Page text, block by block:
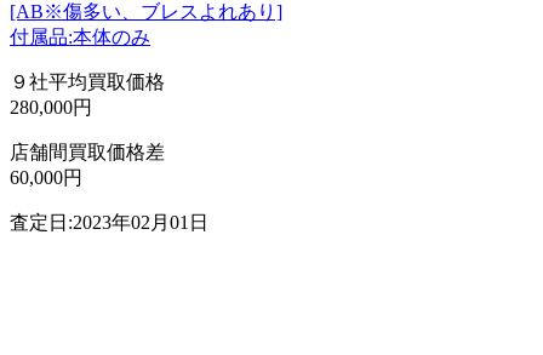
[AB※傷多い、ブレスよれあり]
付属品:本体のみ
９社平均買取価格
280,000円
店舗間買取価格差
60,000円
査定日:2023年02月01日